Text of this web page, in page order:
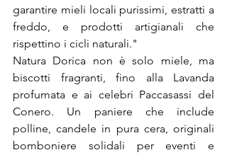
garantire mieli locali purissimi, estratti a
freddo, e prodotti artigianali che
rispettino i cicli naturali."
Natura Dorica non è solo miele, ma
biscotti fragranti, fino alla Lavanda
profumata e ai celebri Paccasassi del
Conero. Un paniere che include
polline, candele in pura cera, originali
bomboniere solidali per eventi e